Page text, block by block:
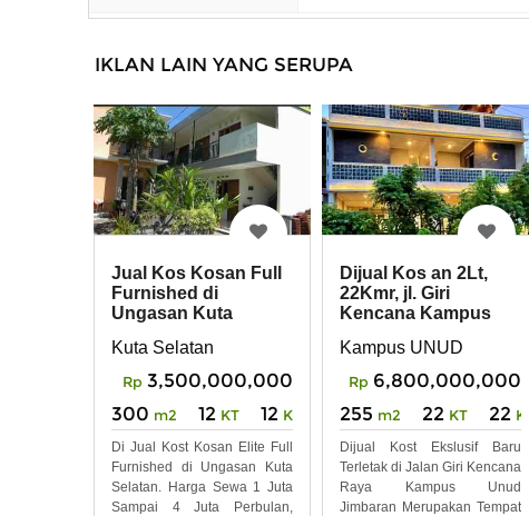
IKLAN LAIN YANG SERUPA
Jual Kos Kosan Full
Furnished di
Ungasan Kuta
Kuta Selatan
Rp 3,500,000,000
300 m2 12 KT 12 KM
Di Jual Kost Kosan Elite Full
Furnished di Ungasan Kuta
Selatan. Harga Sewa 1 Juta
Sampai 4 Juta Perbulan,
Dijual Kos an 2Lt,
22Kmr, jl. Giri
Kencana Kampus
Kampus UNUD
Rp 6,800,000,000
255 m2 22 KT 22
Dijual Kost Ekslusif Baru
Terletak di Jalan Giri Kencana
Raya Kampus Unud
Jimbaran Merupakan Tempat